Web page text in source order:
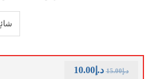
د.إ15.00 د.إ10.00